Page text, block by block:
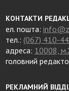
КОНТАКТИ
ел. пошта:
тел.: (067) 410-
адреса: 10008,
головний
РЕКЛАМНИЙ